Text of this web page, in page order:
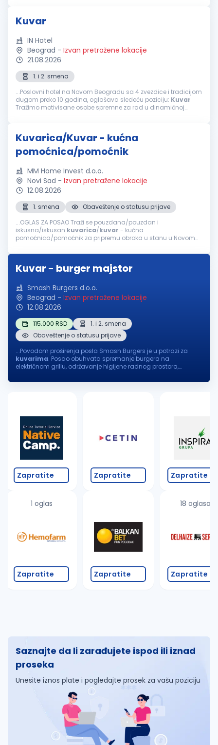
Kuvar
IN Hotel
Beograd - Izvan pretražene lokacije
21.08.2026
1. i 2. smena
...Poslovni hotel na Novom Beogradu sa 4 zvezdice i tradicijom
dugom preko 10 godina, oglašava sledeću poziciju: Kuvar
Tražimo motivisane osobe spremne za rad u dinamičnoj
Kuvarica/Kuvar - kućna
pomoćnica/pomoćnik
MM Home Invest d.o.o.
Novi Sad - Izvan pretražene lokacije
12.08.2026
1. smena
Obaveštenje o statusu prijave
...OGLAS ZA POSAO Traži se pouzdana/pouzdan i
iskusna/iskusan kuvarica/kuvar - kućna
pomoćnica/pomoćnik za pripremu obroka u stanu u Novom
i raznovrsnih jela (doručak i ručak). Nabavka...
Kuvar - burger majstor
Smash Burgers d.o.o.
Beograd - Izvan pretražene lokacije
12.08.2026
115.000 RSD
1. i 2. smena
Obaveštenje o statusu prijave
...Povodom proširenja posla Smash Burgers je u potrazi za
kuvarima. Posao obuhvata spremanje burgera na
električnom grillu, održavanje higijene radnog prostora,
smene: I smena...
Zapratite
1 oglas
Zapratite
Zapratite
Zapratite
Zapratite
18 oglasa
Zapratite
Saznajte da li zarađujete ispod ili iznad
proseka
Unesite iznos plate i pogledajte prosek za vašu poziciju